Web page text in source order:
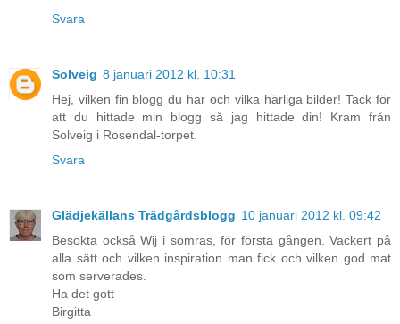
Svara
Solveig 8 januari 2012 kl. 10:31
Hej, vilken fin blogg du har och vilka härliga bilder! Tack för
att du hittade min blogg så jag hittade din! Kram från
Solveig i Rosendal-torpet.
Svara
Glädjekällans Trädgårdsblogg 10 januari 2012 kl. 09:42
Besökta också Wij i somras, för första gången. Vackert på
alla sätt och vilken inspiration man fick och vilken god mat
som serverades.
Ha det gott
Birgitta